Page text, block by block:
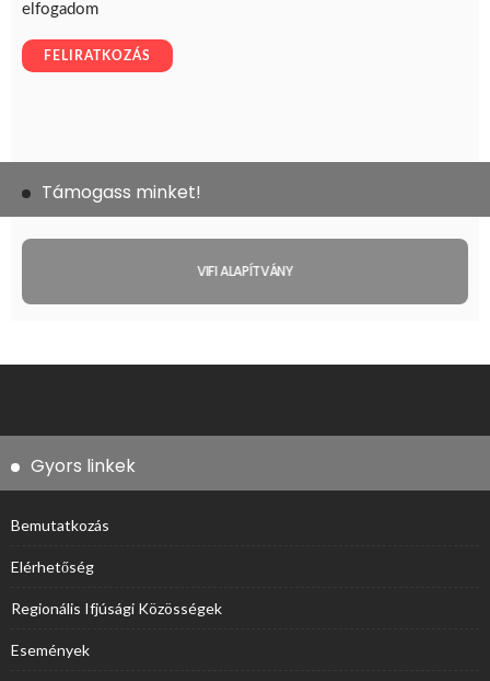
Támogass minket!
VIFI ALAPÍTVÁNY
Gyors linkek
Bemutatkozás
Elérhetőség
Regionális Ifjúsági Közösségek
Események